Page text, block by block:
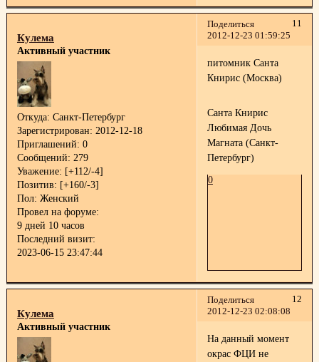
Поделиться
11
2012-12-23 01:59:25
Кулема
Активный участник
Откуда: Санкт-Петербург
Зарегистрирован: 2012-12-18
Приглашений: 0
Сообщений: 279
Уважение: [+112/-4]
Позитив: [+160/-3]
Пол: Женский
Провел на форуме:
9 дней 10 часов
Последний визит:
2023-06-15 23:47:44
питомник Санта
Книрис (Москва)
Санта Книрис
Любимая Дочь
Магната (Санкт-
Петербург)
0
Поделиться
12
2012-12-23 02:08:08
Кулема
Активный участник
На данный момент
окрас ФЦИ не